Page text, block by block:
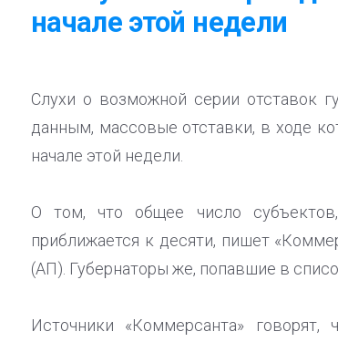
начале этой недели
Слухи о возможной серии отставок
данным, массовые отставки, в ходе
начале этой недели.
О том, что общее число
приближается к десяти, пишет
(АП). Губернаторы же, попавшие в
Источники «Коммерсанта»